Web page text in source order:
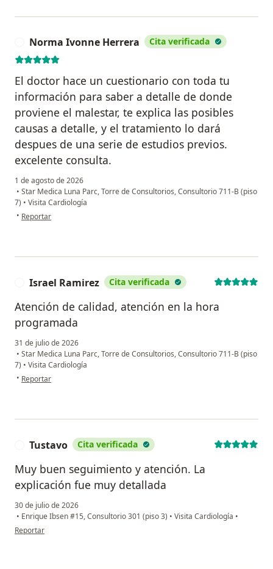
Norma Ivonne Herrera Cita verificada
El doctor hace un cuestionario con toda tu
información para saber a detalle de donde
proviene el malestar, te explica las posibles
causas a detalle, y el tratamiento lo dará
despues de una serie de estudios previos.
excelente consulta.
1 de agosto de 2026
• Star Medica Luna Parc, Torre de Consultorios, Consultorio 711-B (piso
7) • Visita Cardiología
• en opinión del usuario Norma Ivonne Herrera
Reportar
Israel Ramirez Cita verificada
Atención de calidad, atención en la hora
programada
31 de julio de 2026
• Star Medica Luna Parc, Torre de Consultorios, Consultorio 711-B (piso
7) • Visita Cardiología
• en opinión del usuario Israel Ramirez
Reportar
Tustavo Cita verificada
Muy buen seguimiento y atención. La
explicación fue muy detallada
30 de julio de 2026
• Enrique Ibsen #15, Consultorio 301 (piso 3) • Visita Cardiología •
en opinión del usuario Tustavo
Reportar